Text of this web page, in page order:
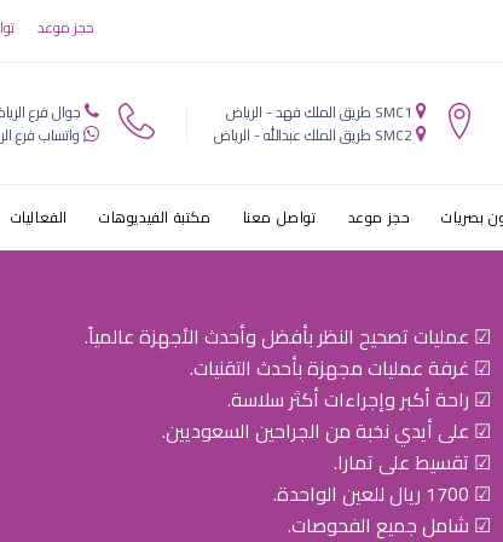
حجز موعد
SMC1 طريق الملك فهد - الرياض
SMC2 طريق الملك عبدالله - الرياض
جوال فرع
واتساب فرع
بصريات حجز موعد تواصل معنا مكتبة الفيديوهات الفعاليات
☑ عمليات تصحيح النظر بأفضل وأحدث الأجهزة عالمياً.
☑ غرفة عمليات مجهزة بأحدث التقنيات.
☑ راحة أكبر وإجراءات أكثر سلاسة.
☑ على أيدي نخبة من الجراحين السعوديين.
☑ تقسيط على تمارا.
☑ 1700 ريال للعين الواحدة.
☑ شامل جميع الفحوصات.